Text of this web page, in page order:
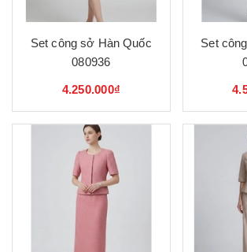
Set công sở Hàn Quốc
080936
4.250.000₫
Set